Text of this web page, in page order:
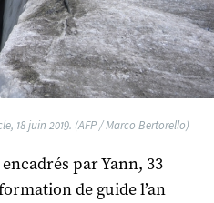
18 juin 2019. (AFP / Marco Bertorello)
par Yann, 33
de guide l’an